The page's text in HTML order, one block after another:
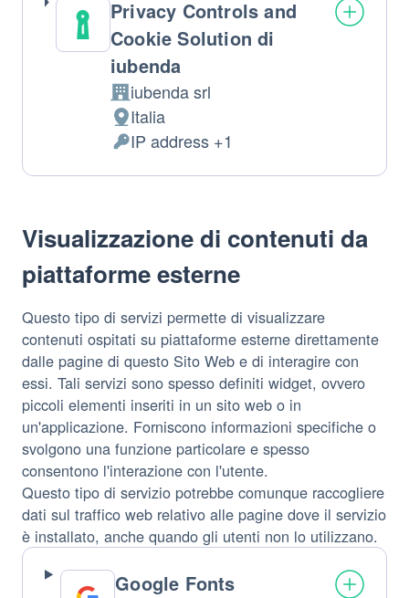
Privacy Controls and
Cookie Solution di
iubenda
Azienda:
iubenda srl
Luogo
del
trattamento:
Italia
Dati
Personali
IP address +1
Visualizzazione di contenuti da
piattaforme esterne
Questo tipo di servizi permette di visualizzare
contenuti ospitati su piattaforme esterne direttamente
dalle pagine di questo Sito Web e di interagire con
essi. Tali servizi sono spesso definiti widget, ovvero
piccoli elementi inseriti in un sito web o in
un'applicazione. Forniscono informazioni specifiche o
svolgono una funzione particolare e spesso
consentono l'interazione con l'utente.
Questo tipo di servizio potrebbe comunque raccogliere
dati sul traffico web relativo alle pagine dove il servizio
è installato, anche quando gli utenti non lo utilizzano.
Google Fonts